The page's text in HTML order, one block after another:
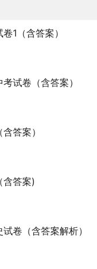
1（含答案）
试卷（含答案）
答案）
答案)
卷（含答案解析）